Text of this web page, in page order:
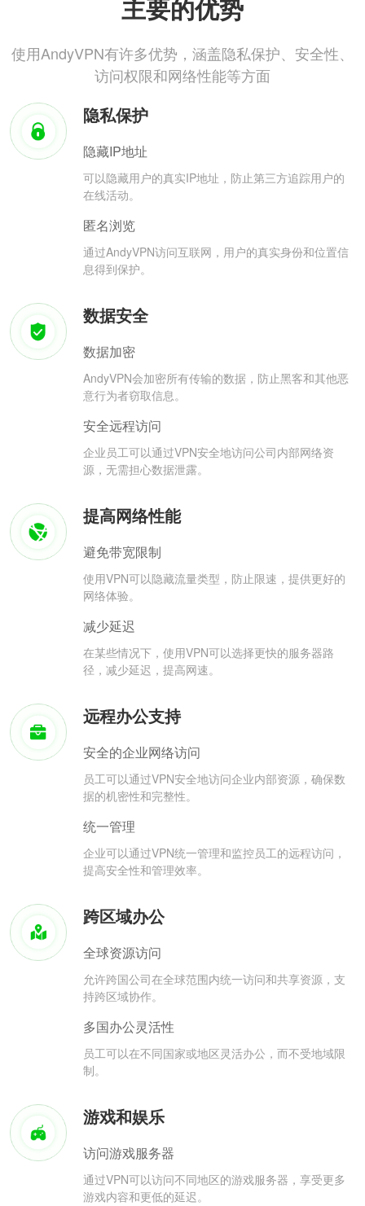
主要的优势
使用AndyVPN有许多优势，涵盖隐私保护、安全性、
访问权限和网络性能等方面
隐私保护
隐藏IP地址
可以隐藏用户的真实IP地址，防止第三方追踪用户的
在线活动。
匿名浏览
通过AndyVPN访问互联网，用户的真实身份和位置信
息得到保护。
数据安全
数据加密
AndyVPN会加密所有传输的数据，防止黑客和其他恶
意行为者窃取信息。
安全远程访问
企业员工可以通过VPN安全地访问公司内部网络资
源，无需担心数据泄露。
提高网络性能
避免带宽限制
使用VPN可以隐藏流量类型，防止限速，提供更好的
网络体验。
减少延迟
在某些情况下，使用VPN可以选择更快的服务器路
径，减少延迟，提高网速。
远程办公支持
安全的企业网络访问
员工可以通过VPN安全地访问企业内部资源，确保数
据的机密性和完整性。
统一管理
企业可以通过VPN统一管理和监控员工的远程访问，
提高安全性和管理效率。
跨区域办公
全球资源访问
允许跨国公司在全球范围内统一访问和共享资源，支
持跨区域协作。
多国办公灵活性
员工可以在不同国家或地区灵活办公，而不受地域限
制。
游戏和娱乐
访问游戏服务器
通过VPN可以访问不同地区的游戏服务器，享受更多
游戏内容和更低的延迟。